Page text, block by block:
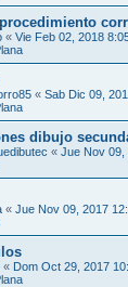
« Vie Feb 02, 2018
« Sab Dic 09,
dibujo
« Jue Nov 09,
« Jue Nov 09, 2017
« Dom Oct 29, 2017